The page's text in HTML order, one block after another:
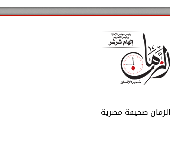
الزمان صحيفة مصرية